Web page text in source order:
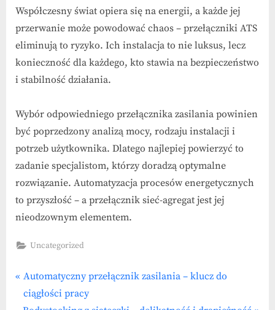
Współczesny świat opiera się na energii, a każde jej
przerwanie może powodować chaos – przełączniki ATS
eliminują to ryzyko. Ich instalacja to nie luksus, lecz
konieczność dla każdego, kto stawia na bezpieczeństwo
i stabilność działania.
Wybór odpowiedniego przełącznika zasilania powinien
być poprzedzony analizą mocy, rodzaju instalacji i
potrzeb użytkownika. Dlatego najlepiej powierzyć to
zadanie specjalistom, którzy doradzą optymalne
rozwiązanie. Automatyzacja procesów energetycznych
to przyszłość – a przełącznik sieć-agregat jest jej
nieodzownym elementem.
Uncategorized
Nawigacja
wpisu
P
r
Automatyczny przełącznik zasilania – klucz do
ciągłości pracy